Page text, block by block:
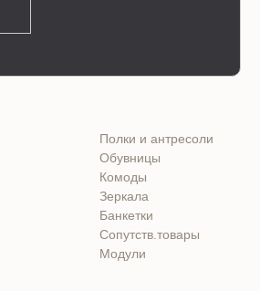
Полки и антресоли
Обувницы
Комоды
Зеркала
Банкетки
Сопутств.товары
Модули